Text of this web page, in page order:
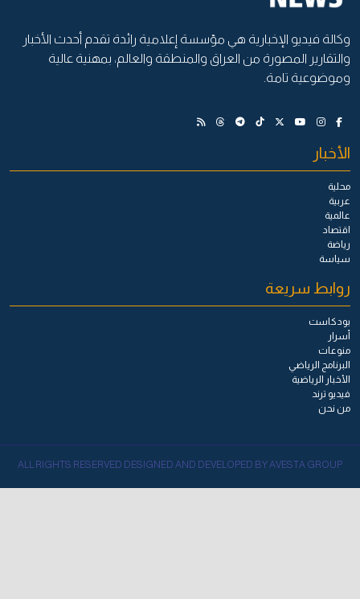
وكالة فيديو الإخبارية هي مؤسسة إعلامية رائدة تقدم أحدث الأخبار
والتقارير المصورة من العراق والمنطقة والعالم، بمهنية عالية
وموضوعية تامة.
الأخبار
محلية
عربية
عالمية
اقتصاد
رياضة
سياسة
روابط سريعة
بودكاست
أسرار
منوعات
البرنامج الرياضي
الأخبار الرياضية
فيديو ترند
من نحن
ALL RIGHTS RESERVED DESIGNED AND DEVELOPED BY AVESTA GROUP